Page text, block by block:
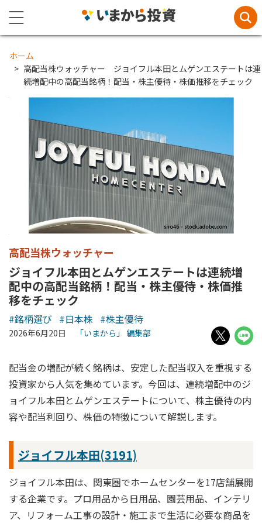
ホーム
高配当株ウォッチャー ジョイフル本田とムゲンエステートは連
続増配中の高配当銘柄！配当・株主優待・株価推移をチェック
高配当株ウォッチャー
ジョイフル本田とムゲンエステートは連続増
配中の高配当銘柄！配当・株主優待・株価推
移をチェック
#銘柄選び #日本株 #株主優待
2026年6月20日 「いまから」 編集部
配当金の増配が続く銘柄は、安定した配当収入を重視する
投資家から人気を集めています。今回は、連続増配中のジ
ョイフル本田とムゲンエステートについて、株主優待の内
容や配当利回り、株価の特徴について解説します。
ジョイフル本田(3191)
ジョイフル本田は、関東圏でホームセンターを17店舗展開
する企業です。プロ用品から日用品、園芸用品、インテリ
ア、リフォーム工事の設計・施工まで生活に必要な商品を